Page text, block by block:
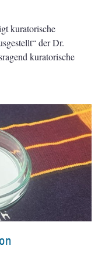
kuratorische
der Dr.
kuratorische